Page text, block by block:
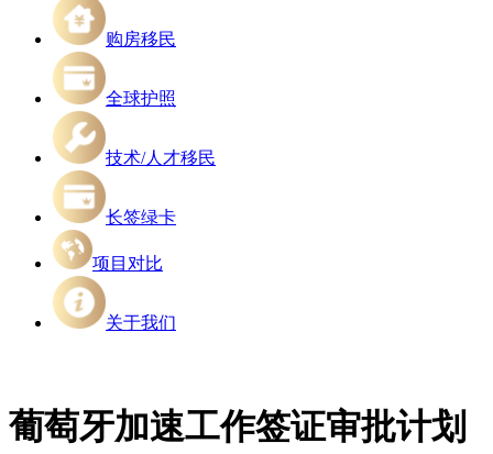
购房移民
全球护照
技术/人才移民
长签绿卡
项目对比
关于我们
葡萄牙加速工作签证审批计划